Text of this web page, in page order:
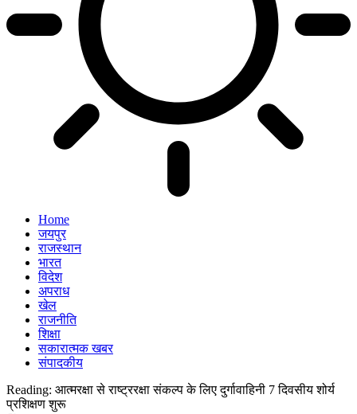
Home
जयपुर
राजस्थान
भारत
विदेश
अपराध
खेल
राजनीति
शिक्षा
सकारात्मक खबर
संपादकीय
Reading: आत्मरक्षा से राष्ट्ररक्षा संकल्प के लिए दुर्गावाहिनी 7 दिवसीय शोर्य
प्रशिक्षण शुरू